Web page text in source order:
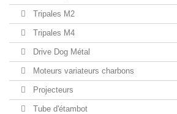
Tripales M2
Tripales M4
Drive Dog Métal
Moteurs variateurs charbons
Projecteurs
Tube d'étambot